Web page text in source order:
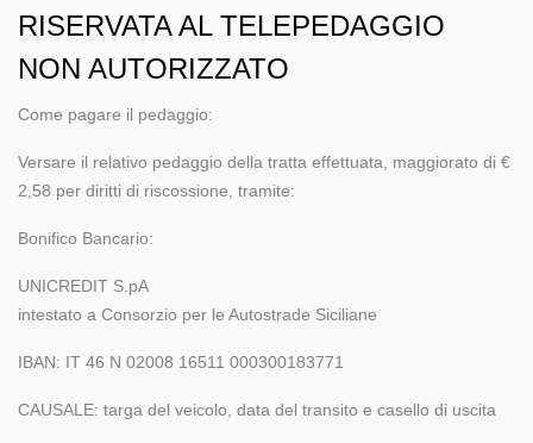
RISERVATA AL TELEPEDAGGIO
NON AUTORIZZATO
Come pagare il pedaggio:
Versare il relativo pedaggio della tratta effettuata, maggiorato di €
2,58 per diritti di riscossione, tramite:
Bonifico Bancario:
UNICREDIT S.pA
intestato a Consorzio per le Autostrade Siciliane
IBAN: IT 46 N 02008 16511 000300183771
CAUSALE: targa del veicolo, data del transito e casello di uscita